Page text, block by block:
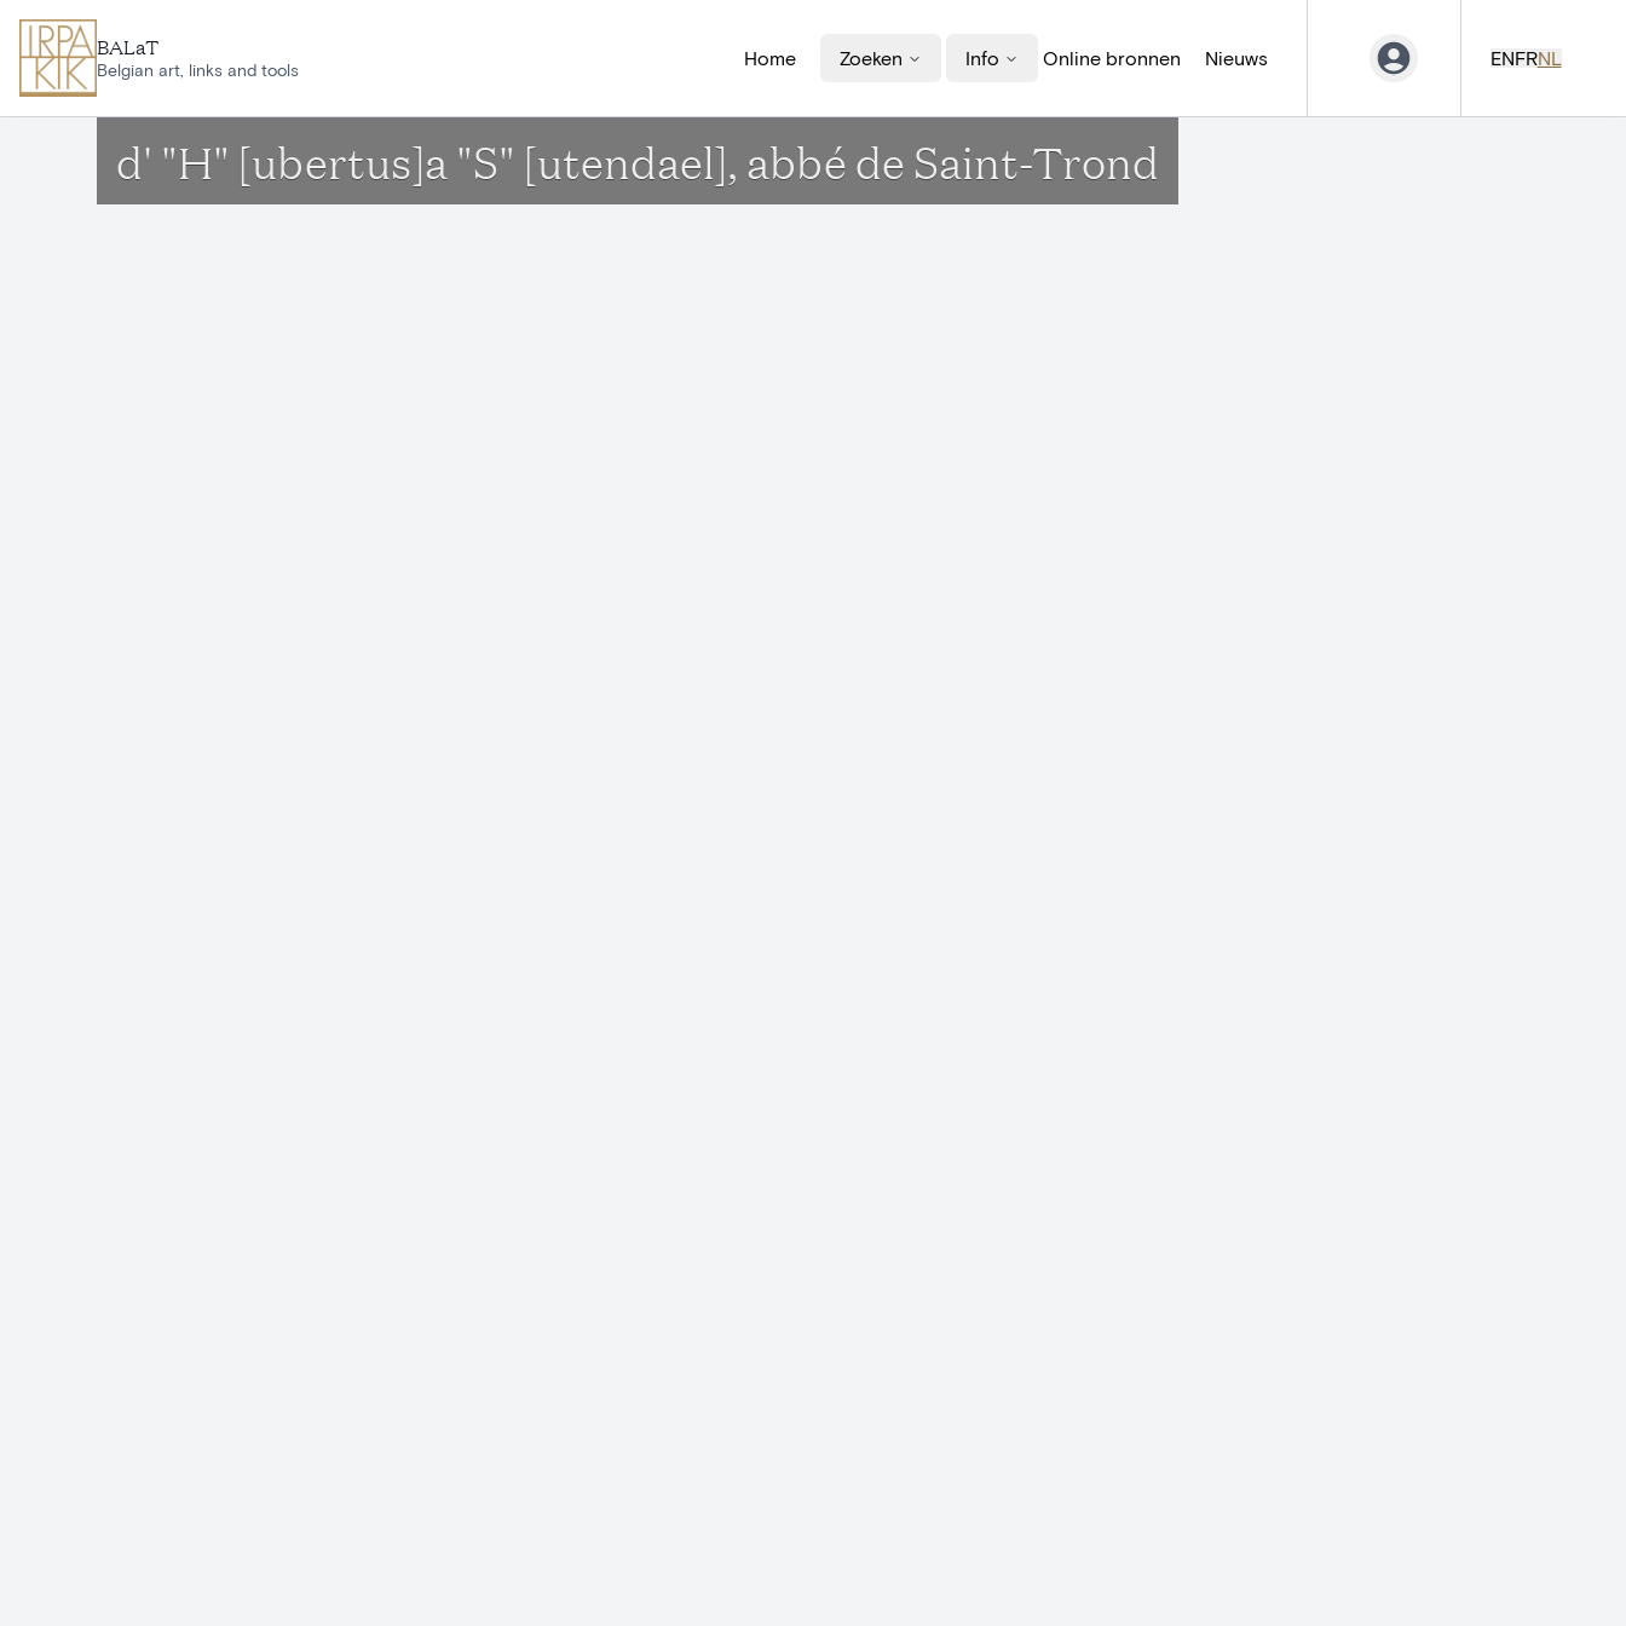
BALaT
Belgian art, links and tools
Home Zoeken Info Online bronnen Nieuws ENFRNL
d' "H" [ubertus]a "S" [utendael], abbé de Saint-Trond